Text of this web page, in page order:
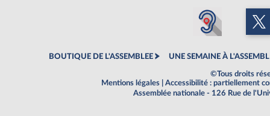
BOUTIQUE DE L'ASSEMBLEE UNE SEMAINE À
©Tous droits
Mentions légales
Accessibilité : partiellement
Assemblée nationale - 126 Rue de